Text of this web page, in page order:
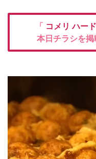
「 コメリハー
本日チラシを掲